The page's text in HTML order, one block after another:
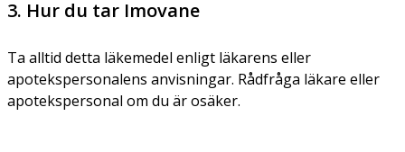
3. Hur du tar Imovane
Ta alltid detta läkemedel enligt läkarens eller
apotekspersonalens anvisningar. Rådfråga läkare eller
apotekspersonal om du är osäker.